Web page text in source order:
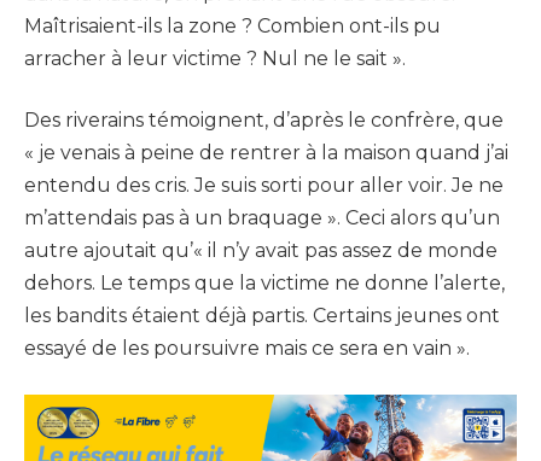
Maîtrisaient-ils la zone ? Combien ont-ils pu
arracher à leur victime ? Nul ne le sait ».
Des riverains témoignent, d’après le confrère, que
« je venais à peine de rentrer à la maison quand j’ai
entendu des cris. Je suis sorti pour aller voir. Je ne
m’attendais pas à un braquage ». Ceci alors qu’un
autre ajoutait qu’« il n’y avait pas assez de monde
dehors. Le temps que la victime ne donne l’alerte,
les bandits étaient déjà partis. Certains jeunes ont
essayé de les poursuivre mais ce sera en vain ».